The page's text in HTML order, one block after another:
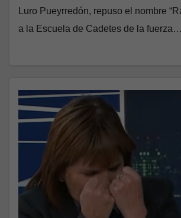
Luro Pueyrredón, repuso el nombre
a la Escuela de Cadetes de la fuerza…